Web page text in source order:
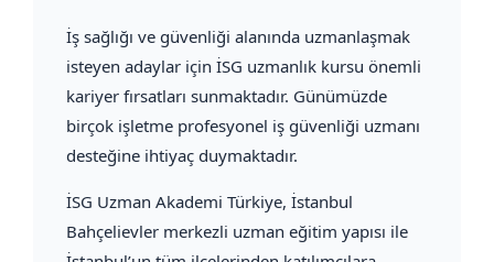
İş sağlığı ve güvenliği alanında uzmanlaşmak
isteyen adaylar için İSG uzmanlık kursu önemli
kariyer fırsatları sunmaktadır. Günümüzde
birçok işletme profesyonel iş güvenliği uzmanı
desteğine ihtiyaç duymaktadır.
İSG Uzman Akademi Türkiye, İstanbul
Bahçelievler merkezli uzman eğitim yapısı ile